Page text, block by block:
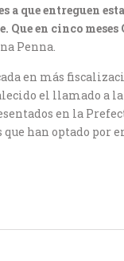
que entreguen
en cinco
Penna.
en más
el llamado a
en la
han optado por